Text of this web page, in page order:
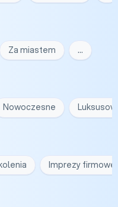
Za miastem …
Nowoczesne
Imprezy firmowe